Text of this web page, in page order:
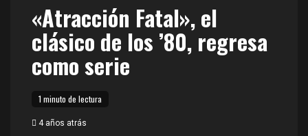
«Atracción Fatal», el
clásico de los ’80, regresa
como serie
1 minuto de lectura
4 años atrás